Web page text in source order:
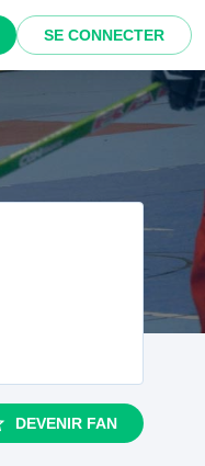
SE CONNECTER
DEVENIR FAN